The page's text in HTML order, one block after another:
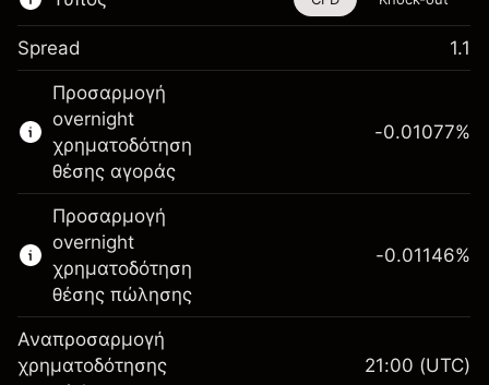
Αυτό το χρηματοοικονομικό εργαλείο είναι
διαθέσιμο για διαπραγμάτευση μέσω CFDs
και Knock-outs.
Μάθετε περισσότερα σχετικά με:
CFDs
Knock-outs
Spread 1.1
Προσαρμογή
overnight
χρηματοδότηση
θέσης αγοράς
Περιθώριο. Η
CHF 1,000.00
-0.01077%
Προσαρμογή
overnight
χρηματοδότηση
θέσης πώλησης
-0.01146%
Αναπροσαρμογή
χρηματοδότησης
21:00 (UTC)